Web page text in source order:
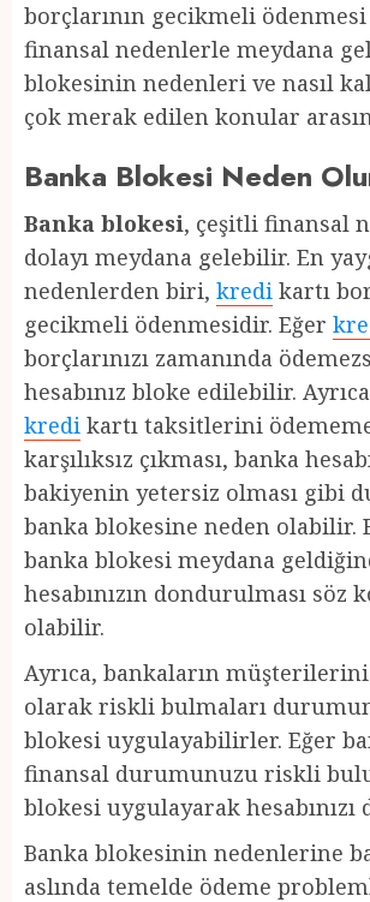
borçlarının gecikmeli
finansal nedenlerle meydana
blokesinin nedenleri ve nasıl
çok merak edilen konular
Banka Blokesi Neden
Banka blokesi, çeşitli finansal
dolayı meydana gelebilir. En
nedenlerden biri, kredi kartı
gecikmeli ödenmesidir. Eğer
borçlarınızı zamanında
hesabınız bloke edilebilir.
kredi kartı taksitlerini
karşılıksız çıkması, banka
bakiyenin yetersiz olması gibi
banka blokesine neden olabilir.
banka blokesi meydana
hesabınızın dondurulması söz
olabilir.
Ayrıca, bankaların
olarak riskli bulmaları
blokesi uygulayabilirler. Eğer
finansal durumunuzu riskli
blokesi uygulayarak
Banka blokesinin nedenlerine
aslında temelde ödeme